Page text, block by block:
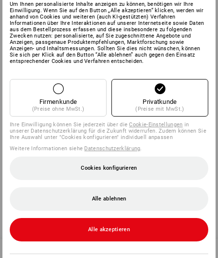
EN 13034:2005 + A1:2009 T6begrenzt spritzdicht
EN 14126:2003Infektionsschutz gegen Blut und Viren
EN 1149-5:2008 antistatisch
EN 1073-2:2002Kontaminationsschutz gegen radioaktive
Partikel
Kategorie 3, Typ 3, 4, 5 und 6. Original Tyvek®
Chemikalienschutzanzug mit begrenzter Einsatzdauer, bietet
Chemikalien. Dennoch wird die Bewegungsfähigkeit, sowie
Atmungsaktivität und Widerstandsfähigkeit nicht
eingeschränkt.
Tyvek®-Schutzanzüge gewährleisten einen optimalen Schutz vor
vielen Chemikalien, Asbest, Stäuben, Fasern, Agrarchemikalien,
Farben und Lacken und schützen empfindliche
Herstellungsverfahren und Produkte (z. B. bei der Herstellung
Personen. So können Tyvek
- Schutzanzüge in
Industriereinigung, Transport, Forschung und Entwicklung etc.
Kapuze ermöglicht ungehinderte Kopfbewegung und ist
optimiert auf das Tragen von Atemschutzmasken
Um Ihnen personalisierte Inhalte anzeigen zu können, benötigen wir Ihre
Einwilligung. Wenn Sie auf den Button „Alle akzeptieren“ klicken, werden wir
anhand von Cookies und weiteren (auch KI-gestützten) Verfahren
Informationen über Ihre Interaktionen auf unserer Internetseite sowie Daten
aus dem Bestellprozess erfassen und diese insbesondere zu folgenden
Zwecken nutzen: personalisierte, auf Sie zugeschnittene Angebote und
Anzeigen, passgenaue Produktempfehlungen, Marktforschung sowie
Anzeigen- und Inhaltsmessungen. Sollten Sie dies nicht wünschen, können
Sie sich per Klick auf den Button “Alle ablehnen” auch gegen den Einsatz
entsprechender Cookies und Verfahren entscheiden.
Firmenkunde
(Preise ohne MwSt.)
Privatkunde
(Preise mit MwSt.)
Ihre Einwilligung können Sie jederzeit über dieCookie-Einstellungen in
unserer Datenschutzerklärung für die Zukunft widerrufen. Zudem können Sie
Ihre Auswahl unter "Cookies konfigurieren" individuell anpassen
Weitere Informationen siehe Datenschutzerklärung
Cookies konfigurieren
Alle ablehnen
Alle akzeptieren